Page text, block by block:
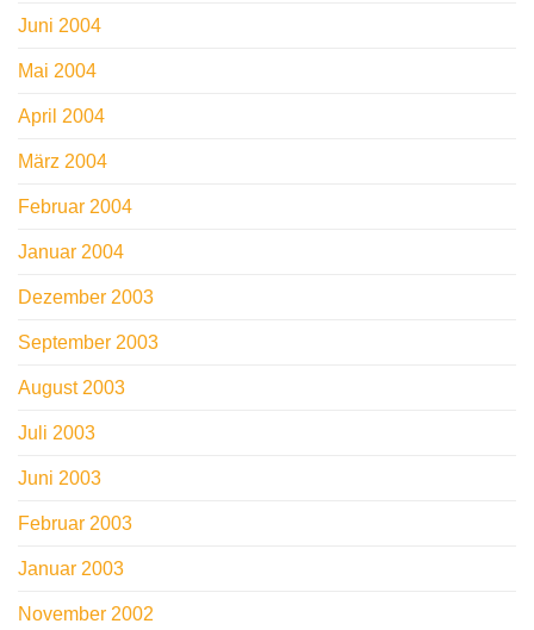
Juni 2004
Mai 2004
April 2004
März 2004
Februar 2004
Januar 2004
Dezember 2003
September 2003
August 2003
Juli 2003
Juni 2003
Februar 2003
Januar 2003
November 2002